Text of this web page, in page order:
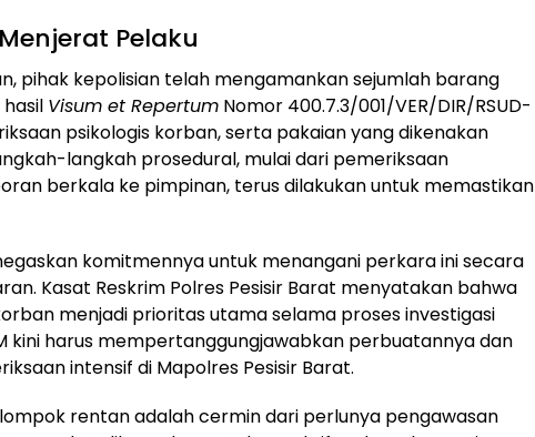
Pelaku
pihak kepolisian telah mengamankan sejumlah barang
Visum et Repertum Nomor 400.7.3/001/VER/DIR/RSUD-
psikologis korban, serta pakaian yang dikenakan
langkah prosedural, mulai dari pemeriksaan
berkala ke pimpinan, terus dilakukan untuk memastikan
komitmennya untuk menangani perkara ini secara
Kasat Reskrim Polres Pesisir Barat menyatakan bahwa
menjadi prioritas utama selama proses investigasi
kini harus mempertanggungjawabkan perbuatannya dan
intensif di Mapolres Pesisir Barat.
rentan adalah cermin dari perlunya pengawasan